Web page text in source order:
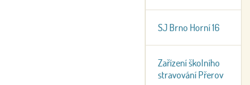
SJ Brno Horní 16
Zařízení školního
stravování Přerov